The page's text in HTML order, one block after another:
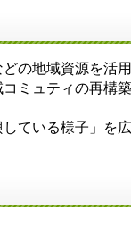
の地域資源を活
ミュティの再構築
ている様子」を広